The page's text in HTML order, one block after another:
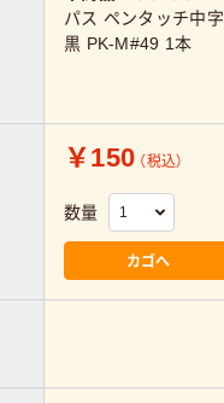
パス ペンタッチ中字
黒 PK-M#49 1本
￥150 （税込）
数量
カゴへ